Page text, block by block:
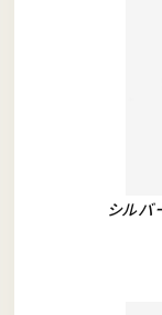
シルバ